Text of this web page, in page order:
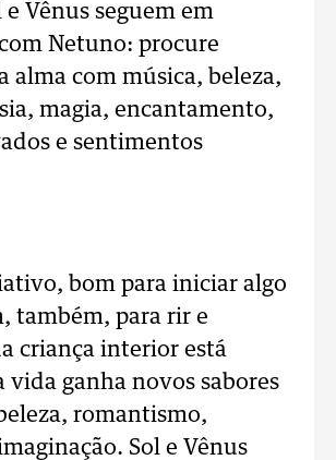
Vênus seguem em
Netuno: procure
alma com música, beleza,
magia, encantamento,
e sentimentos
bom para iniciar algo
também, para rir e
criança interior está
vida ganha novos sabores
romantismo,
Sol e Vênus